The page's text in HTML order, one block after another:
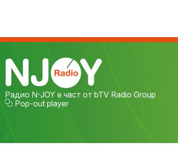
Радио N-JOY е част от bTV Radio Group
Pop-out player